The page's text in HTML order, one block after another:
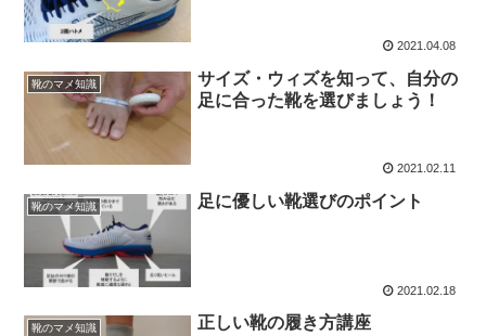
2021.04.08
靴のマメ知識
サイズ・ウィズを知って、自分の
足に合った靴を選びましょう！
2021.02.11
靴のマメ知識 足に優しい靴選びのポイント
2021.02.18
靴のマメ知識 正しい靴の履き方講座